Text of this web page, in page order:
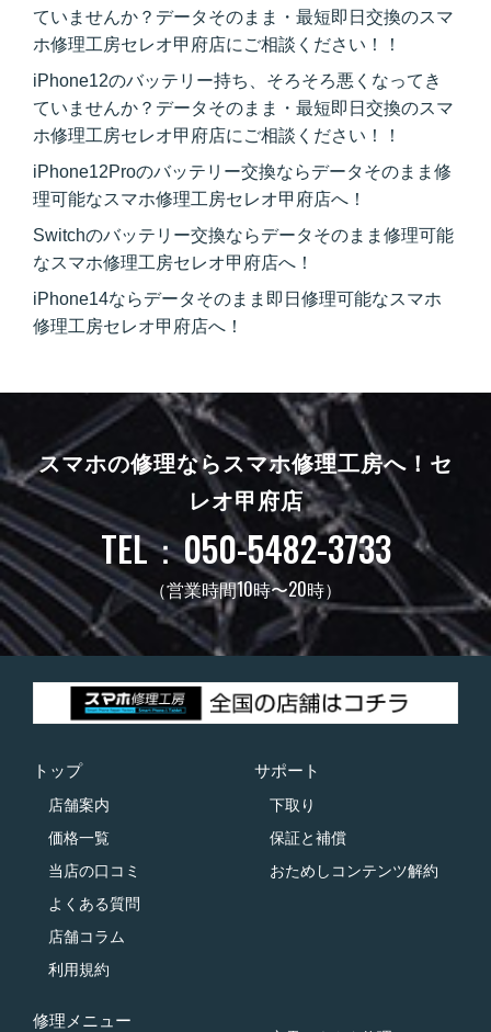
ていませんか？データそのまま・最短即日交換のスマ
ホ修理工房セレオ甲府店にご相談ください！！
iPhone12のバッテリー持ち、そろそろ悪くなってき
ていませんか？データそのまま・最短即日交換のスマ
ホ修理工房セレオ甲府店にご相談ください！！
iPhone12Proのバッテリー交換ならデータそのまま修
理可能なスマホ修理工房セレオ甲府店へ！
Switchのバッテリー交換ならデータそのまま修理可能
なスマホ修理工房セレオ甲府店へ！
iPhone14ならデータそのまま即日修理可能なスマホ
修理工房セレオ甲府店へ！
スマホの修理ならスマホ修理工房へ！ セ
レオ甲府店
TEL：050-5482-3733
（営業時間10時〜20時）
トップ
店舗案内
価格一覧
当店の口コミ
よくある質問
店舗コラム
利用規約
サポート
下取り
保証と補償
おためしコンテンツ解約
修理メニュー